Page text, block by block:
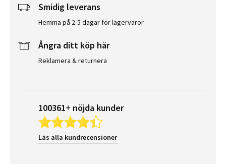
Smidig leverans
Hemma på 2-5 dagar för lagervaror
Ångra ditt köp här
Reklamera & returnera
100361+ nöjda kunder
Läs alla kundrecensioner